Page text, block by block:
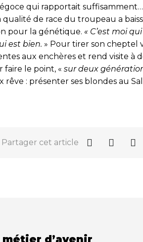
qui rapportait suffisamment…
qualité de race du troupeau a
pour la génétique. « C’est moi
est bien. » Pour tirer son cheptel
aux enchères et rend visite à
faire le point, « sur deux
rêve : présenter ses blondes au
Partager cet article
d’avenir